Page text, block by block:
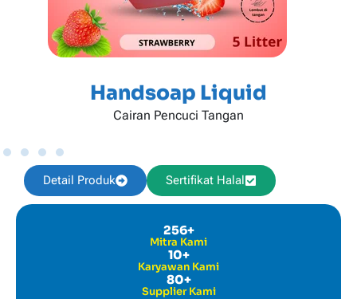
Handsoap Liquid
Cairan Pencuci Tangan
Detail Produk Sertifikat Halal
Mitra Kami
256+
Karyawan Kami
10+
Supplier Kami
80+